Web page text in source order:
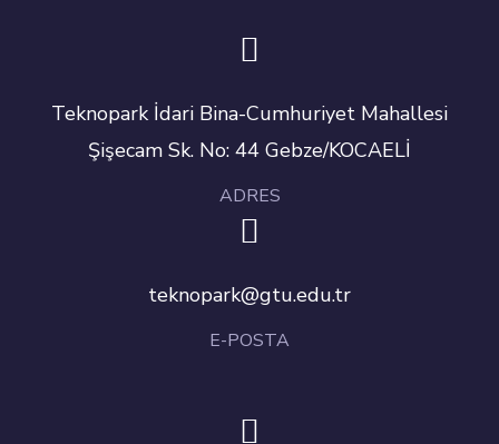
Teknopark İdari Bina-Cumhuriyet Mahallesi
Şişecam Sk. No: 44 Gebze/KOCAELİ
ADRES
teknopark@gtu.edu.tr
E-POSTA